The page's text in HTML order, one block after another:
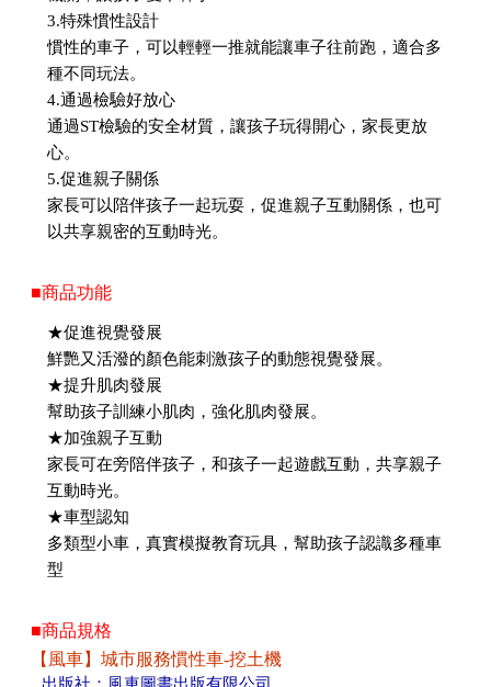
3.特殊慣性設計
慣性的車子，可以輕輕一推就能讓車子往前跑，適合多
種不同玩法。
4.通過檢驗好放心
通過ST檢驗的安全材質，讓孩子玩得開心，家長更放
心。
5.促進親子關係
家長可以陪伴孩子一起玩耍，促進親子互動關係，也可
以共享親密的互動時光。
■商品功能
★促進視覺發展
鮮艷又活潑的顏色能刺激孩子的動態視覺發展。
★提升肌肉發展
幫助孩子訓練小肌肉，強化肌肉發展。
★加強親子互動
家長可在旁陪伴孩子，和孩子一起遊戲互動，共享親子
互動時光。
★車型認知
多類型小車，真實模擬教育玩具，幫助孩子認識多種車
型
■商品規格
【風車】城市服務慣性車-挖土機
出版社：風車圖書出版有限公司